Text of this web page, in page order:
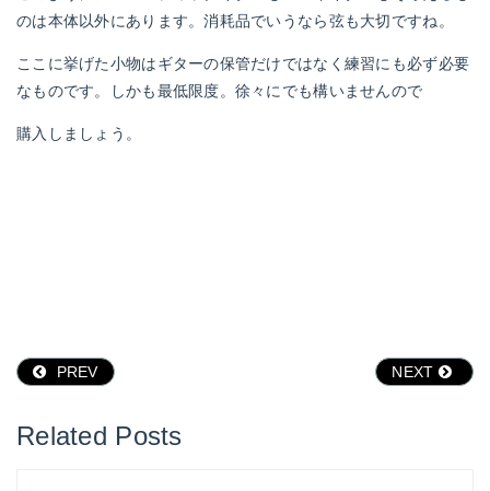
のは本体以外にあります。消耗品でいうなら弦も大切ですね。
ここに挙げた小物はギターの保管だけではなく練習にも必ず必要
なものです。しかも最低限度。徐々にでも構いませんので
購入しましょう。
PREV NEXT
Related Posts